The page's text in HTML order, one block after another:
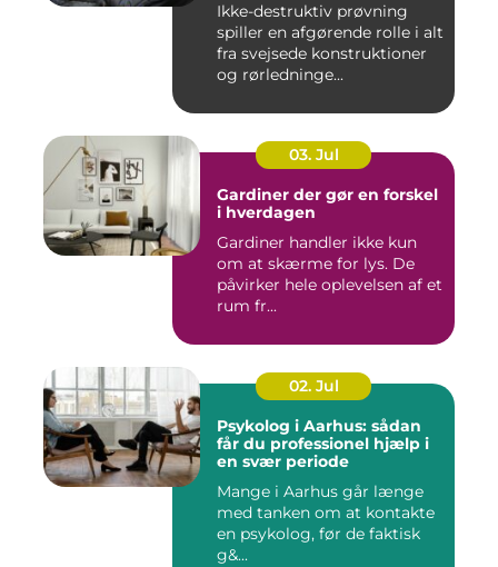
Ikke-destruktiv prøvning
spiller en afgørende rolle i alt
fra svejsede konstruktioner
og rørledninge...
03. Jul
Gardiner der gør en forskel
i hverdagen
Gardiner handler ikke kun
om at skærme for lys. De
påvirker hele oplevelsen af et
rum fr...
02. Jul
Psykolog i Aarhus: sådan
får du professionel hjælp i
en svær periode
Mange i Aarhus går længe
med tanken om at kontakte
en psykolog, før de faktisk
g&...